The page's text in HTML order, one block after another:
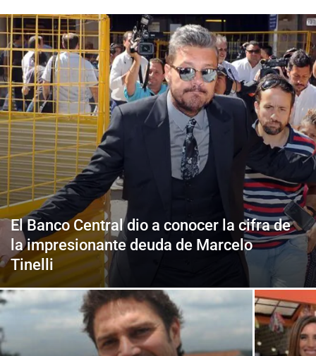
El Banco Central dio a conocer la cifra de
la impresionante deuda de Marcelo
Tinelli